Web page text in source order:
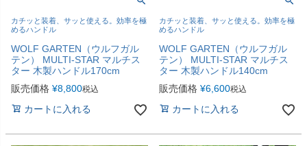
カチッと装着、サッと使える。効率を極
めるハンドル
WOLF GARTEN（ウルフガル
テン） MULTI-STAR マルチス
ター 木製ハンドル170cm
販売価格 ¥8,800税込
カートに入れる
カチッと装着、サッと使える。効率を極
めるハンドル
WOLF GARTEN（ウルフガル
テン） MULTI-STAR マルチス
ター 木製ハンドル140cm
販売価格 ¥6,600税込
カートに入れる